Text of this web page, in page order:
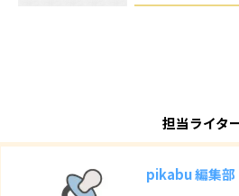
担当ライタ
pikabu 編集部